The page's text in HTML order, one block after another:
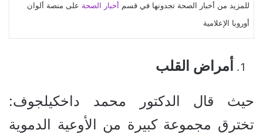
للمزيد من أخبار الصحة تجدونها في قسم أخبار الصحة على منصة ألوان
أوروبا الإعلامية
أمراض القلب
حيث قال الدكتور محمد داخكيلجوف:
تخترق مجموعة كبيرة من الأوعية الدموية